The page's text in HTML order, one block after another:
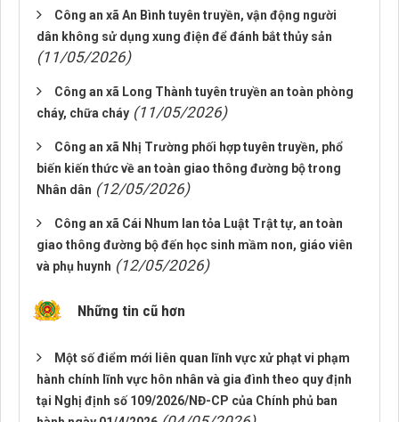
Công an xã An Bình tuyên truyền, vận động người
dân không sử dụng xung điện để đánh bắt thủy sản
(11/05/2026)
Công an xã Long Thành tuyên truyền an toàn phòng
cháy, chữa cháy (11/05/2026)
Công an xã Nhị Trường phối hợp tuyên truyền, phổ
biến kiến thức về an toàn giao thông đường bộ trong
Nhân dân (12/05/2026)
Công an xã Cái Nhum lan tỏa Luật Trật tự, an toàn
giao thông đường bộ đến học sinh mầm non, giáo viên
và phụ huynh (12/05/2026)
Những tin cũ hơn
Một số điểm mới liên quan lĩnh vực xử phạt vi phạm
hành chính lĩnh vực hôn nhân và gia đình theo quy định
tại Nghị định số 109/2026/NĐ-CP của Chính phủ ban